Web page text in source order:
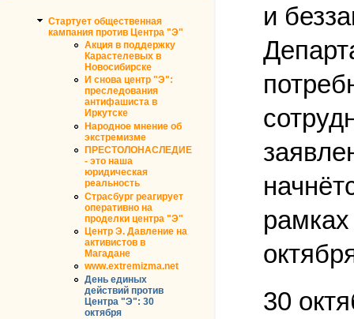
Стартует общественная
кампания против Центра "Э"
Акция в поддержку
Карастелевых в
Новосибирске
И снова центр "Э":
преследования
антифашиста в
Иркутске
Народное мнение об
экстремизме
ПРЕСТОЛОНАСЛЕДИЕ
- это наша
юридическая
реальность
Страсбург реагирует
оперативно на
проделки центра "Э"
Центр Э. Давление на
активистов в
Магадане
www.extremizma.net
День единых
действий против
Центра "Э": 30
октября
и
30